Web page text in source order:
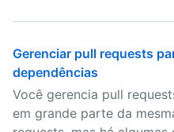
Gerenciar pull requests
dependências
Você gerencia pull
em grande parte da